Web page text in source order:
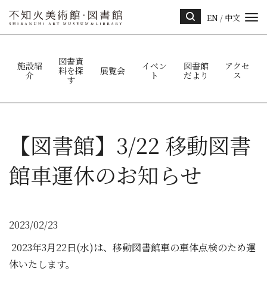
ト内
EN / 中文
施設紹
介
図書資
料を探
す
展覧会
イベン
ト
図書館
だより
アクセ
ス
【図書館】3/22 移動図書
館車運休のお知らせ
2023/02/23
2023年3月22日(水)は、移動図書館車の車体点検のため運
休いたします。